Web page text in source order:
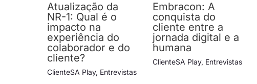
Atualização da
NR-1: Qual é o
impacto na
experiência do
colaborador e do
cliente?
ClienteSA Play, Entrevistas
Embracon: A
conquista do
cliente entre a
jornada digital e a
humana
ClienteSA Play, Entrevistas